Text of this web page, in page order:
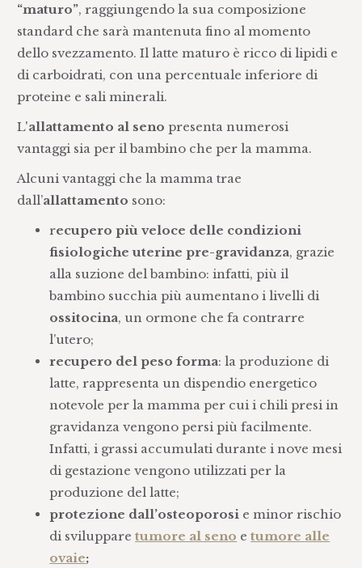
“maturo”, raggiungendo la sua composizione
standard che sarà mantenuta fino al momento
dello svezzamento. Il latte maturo è ricco di lipidi e
di carboidrati, con una percentuale inferiore di
proteine e sali minerali.
L'allattamento al seno presenta numerosi
vantaggi sia per il bambino che per la mamma.
Alcuni vantaggi che la mamma trae
dall’allattamento sono:
recupero più veloce delle condizioni
fisiologiche uterine pre-gravidanza, grazie
alla suzione del bambino: infatti, più il
bambino succhia più aumentano i livelli di
ossitocina, un ormone che fa contrarre
l’utero;
recupero del peso forma: la produzione di
latte, rappresenta un dispendio energetico
notevole per la mamma per cui i chili presi in
gravidanza vengono persi più facilmente.
Infatti, i grassi accumulati durante i nove mesi
di gestazione vengono utilizzati per la
produzione del latte;
protezione dall’osteoporosi e minor rischio
di sviluppare tumore al seno e tumore alle
ovaie;